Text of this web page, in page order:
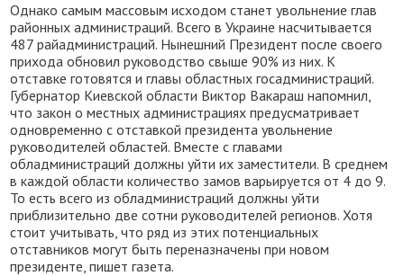
Однако самым массовым исходом станет увольнение глав
районных администраций. Всего в Украине насчитывается
487 райадминистраций. Нынешний Президент после своего
прихода обновил руководство свыше 90% из них. К
отставке готовятся и главы областных госадминистраций.
Губернатор Киевской области Виктор Вакараш напомнил,
что закон о местных администрациях предусматривает
одновременно с отставкой президента увольнение
руководителей областей. Вместе с главами
обладминистраций должны уйти их заместители. В среднем
в каждой области количество замов варьируется от 4 до 9.
То есть всего из обладминистраций должны уйти
приблизительно две сотни руководителей регионов. Хотя
стоит учитывать, что ряд из этих потенциальных
отставников могут быть переназначены при новом
президенте, пишет газета.